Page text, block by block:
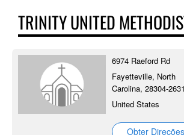
TRINITY UNITED
6974 Raeford Rd
Fayetteville, North
Carolina, 28304-2631
United States
Obter Direções